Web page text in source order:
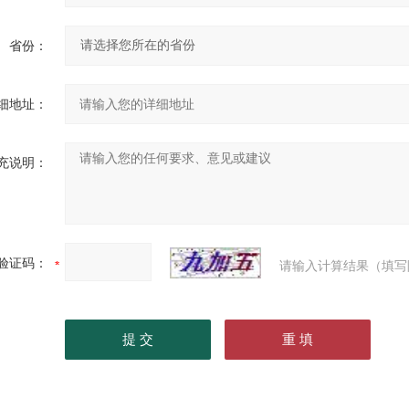
省份：
地址：
说明：
证码： 请输入计算结果（填